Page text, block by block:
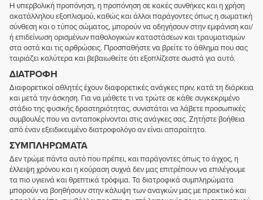
Η υπερβολική προπόνηση, η προπόνηση σε κακές συνθήκες και η χρήση
ακατάλληλου εξοπλισμού, καθώς και άλλοι παράγοντες όπως η σωματική
σύνθεση και ο τύπος σώματος, μπορούν να οδηγήσουν στην εμφάνιση και/
ή επιδείνωση ορισμένων παθολογικών καταστάσεων και τραυματισμών
στα οστά και τις αρθρώσεις. Προσπαθήστε να βρείτε το άθλημα που σας
ταιριάζει καλύτερα και βεβαιωθείτε ότι εξοπλίζεστε σωστά για αυτό.
ΔΙΑΤΡΟΦΉ
Διαφορετικοί αθλητές έχουν διαφορετικές ανάγκες πριν, κατά τη διάρκεια
και μετά την άσκηση. Για να μάθετε τι να τρώτε σε κάθε συγκεκριμένο
στάδιο της φυσικής δραστηριότητας, συνιστάται να λάβετε προσωπικές
συμβουλές που να ανταποκρίνονται στις ανάγκες σας. Ζητήστε βοήθεια
από έναν εξειδικευμένο διατροφολόγο αν είναι απαραίτητο.
ΣΥΜΠΛΗΡΏΜΑΤΑ
Δεν τρώμε πάντα αυτό που πρέπει, και παράγοντες όπως το άγχος, η
έλλειψη χρόνου και η κούραση συχνά δεν μας επιτρέπουν να επιλέγουμε
τα πιο υγιεινά και θρεπτικά τρόφιμα. Τα διατροφικά συμπληρώματα
μπορούν να βοηθήσουν στην κάλυψη των αναγκών μας με πρακτικό και